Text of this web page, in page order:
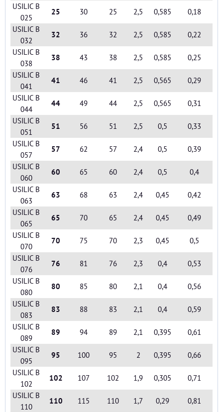
USILIC B
025
25 30 25 2,5 0,585
0,18
USILIC B
032
32 36 32 2,5 0,585
0,22
USILIC B
038
38 43 38 2,5 0,585
0,25
USILIC B
041
41 46 41 2,5 0,565
0,29
USILIC B
044
44 49 44 2,5 0,565
0,31
USILIC B
051
51 56 51 2,5 0,5
0,33
USILIC B
057
57 62 57 2,4 0,5
0,39
USILIC B
060
60 65 60 2,4 0,5
0,4
USILIC B
063
63 68 63 2,4 0,45
0,42
USILIC B
065
65 70 65 2,4 0,45
0,49
USILIC B
070
70 75 70 2,3 0,45
0,5
USILIC B
076
76 81 76 2,3 0,4
0,53
USILIC B
080
80 85 80 2,1 0,4
0,56
USILIC B
083
83 88 83 2,1 0,4
0,59
USILIC B
089
89 94 89 2,1 0,395
0,61
USILIC B
095
95 100 95 2 0,395
0,66
USILIC B
102
102 107 102 1,9 0,305
0,71
USILIC B
110
110 115 110 1,7 0,29
0,81